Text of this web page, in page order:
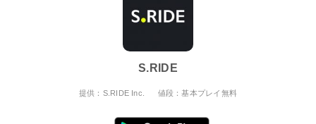
S.RIDE
提供：S.RIDE Inc. 値段：基本プレイ無料